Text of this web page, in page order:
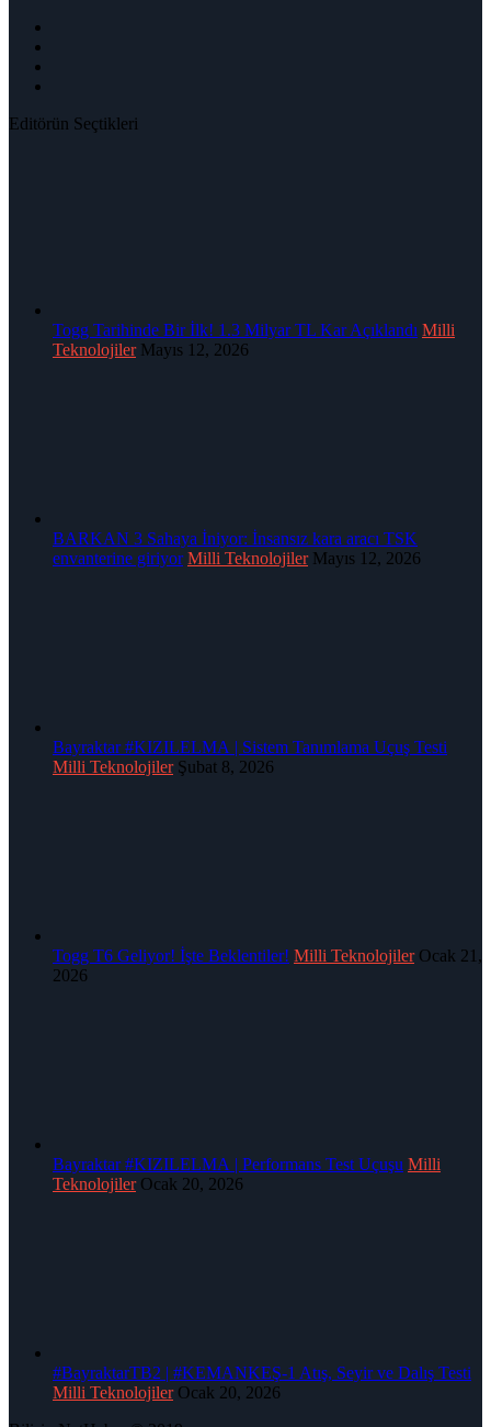
Editörün Seçtikleri
Togg Tarihinde Bir İlk! 1.3 Milyar TL Kar Açıklandı Milli
Teknolojiler Mayıs 12, 2026
BARKAN 3 Sahaya İniyor: İnsansız kara aracı TSK
envanterine giriyor Milli Teknolojiler Mayıs 12, 2026
Bayraktar #KIZILELMA | Sistem Tanımlama Uçuş Testi
Milli Teknolojiler Şubat 8, 2026
Togg T6 Geliyor! İşte Beklentiler! Milli Teknolojiler Ocak 21,
2026
Bayraktar #KIZILELMA | Performans Test Uçuşu Milli
Teknolojiler Ocak 20, 2026
#BayraktarTB2 | #KEMANKEŞ-1 Atış, Seyir ve Dalış Testi
Milli Teknolojiler Ocak 20, 2026